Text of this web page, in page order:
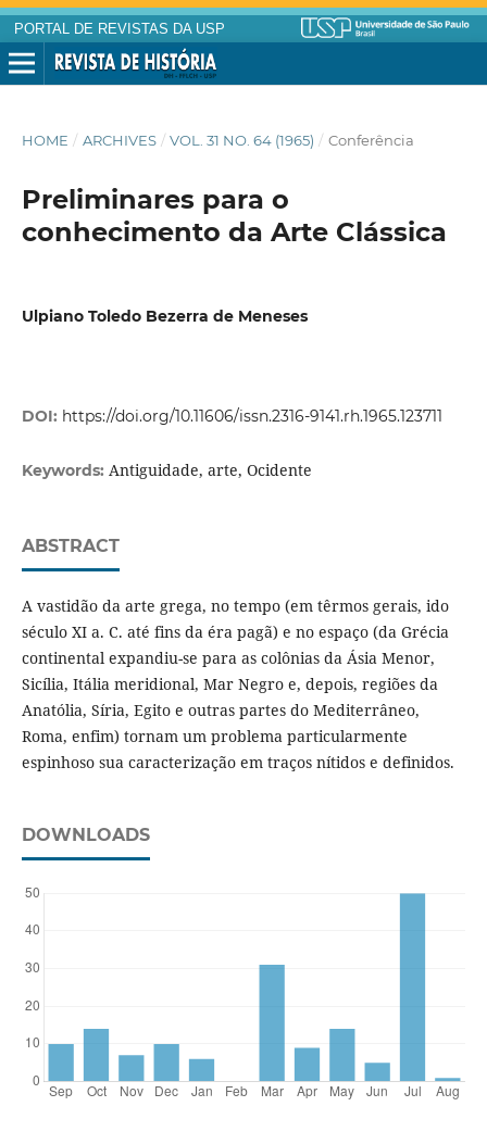
PORTAL DE REVISTAS DA USP
HOME / ARCHIVES / VOL. 31 NO. 64 (1965) / Conferência
Preliminares para o
conhecimento da Arte Clássica
Ulpiano Toledo Bezerra de Meneses
DOI: https://doi.org/10.11606/issn.2316-9141.rh.1965.123711
Keywords: Antiguidade, arte, Ocidente
ABSTRACT
A vastidão da arte grega, no tempo (em têrmos gerais, ido
século XI a. C. até fins da éra pagã) e no espaço (da Grécia
continental expandiu-se para as colônias da Ásia Menor,
Sicília, Itália meridional, Mar Negro e, depois, regiões da
Anatólia, Síria, Egito e outras partes do Mediterrâneo,
Roma, enfim) tornam um problema particularmente
espinhoso sua caracterização em traços nítidos e definidos.
DOWNLOADS